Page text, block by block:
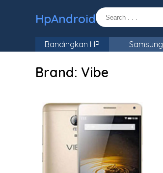
HpAndroid
Bandingkan HP Samsung
Brand: Vibe